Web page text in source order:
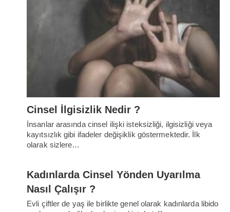
Cinsel İlgisizlik Nedir ?
İnsanlar arasında cinsel ilişki isteksizliği, ilgisizliği veya
kayıtsızlık gibi ifadeler değişiklik göstermektedir. İlk
olarak sizlere…
Kadınlarda Cinsel Yönden Uyarılma
Nasıl Çalışır ?
Evli çiftler de yaş ile birlikte genel olarak kadınlarda libido